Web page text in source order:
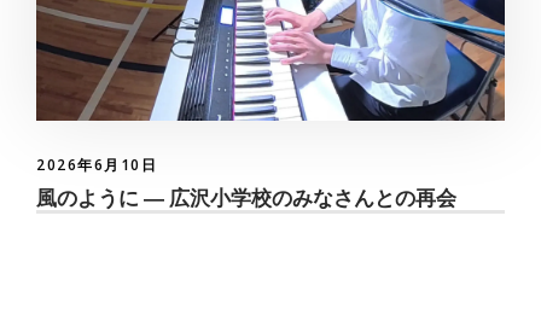
2026年6月10日
風のように ― 広沢小学校のみなさんとの再会